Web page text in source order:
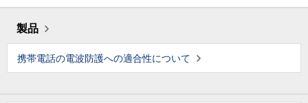
製品
携帯電話の電波防護への適合性について